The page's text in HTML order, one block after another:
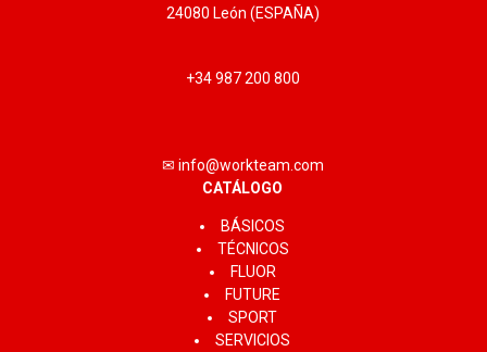
24080 León (ESPAÑA)
+34 987 200 800
✉ info@workteam.com
CATÁLOGO
BÁSICOS
TÉCNICOS
FLUOR
FUTURE
SPORT
SERVICIOS